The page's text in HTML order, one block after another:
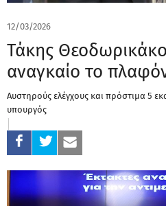
12/03/2026
Τάκης
αναγκαίο το
Αυστηρούς ελέγχους και πρόστιμα 5
υπουργός